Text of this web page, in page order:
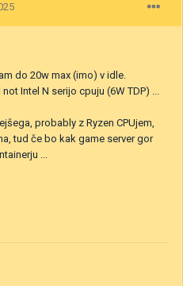
do 20w max (imo) v idle.
Intel N serijo cpuju (6W TDP) ...
probably z Ryzen CPUjem,
tud če bo kak game server gor
...